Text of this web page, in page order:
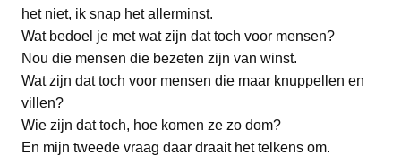
het niet, ik snap het allerminst.
Wat bedoel je met wat zijn dat toch voor mensen?
Nou die mensen die bezeten zijn van winst.
Wat zijn dat toch voor mensen die maar knuppellen en
villen?
Wie zijn dat toch, hoe komen ze zo dom?
En mijn tweede vraag daar draait het telkens om.